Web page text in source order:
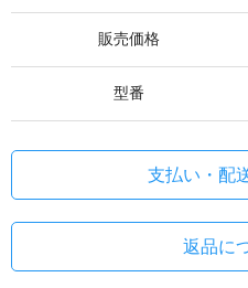
販売価格
型番
支払い・配
返品に